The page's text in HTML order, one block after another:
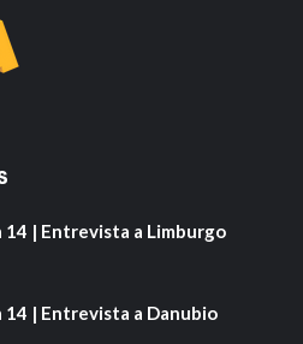
14 | Entrevista a Limburgo
14 | Entrevista a Danubio